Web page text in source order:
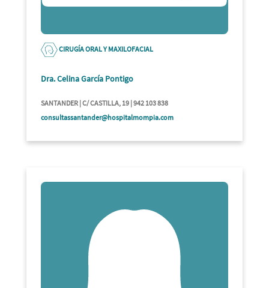
CIRUGÍA ORAL Y MAXILOFACIAL
Dra. Celina García Pontigo
SANTANDER | C/ CASTILLA, 19 | 942 103 838
consultassantander@hospitalmompia.com